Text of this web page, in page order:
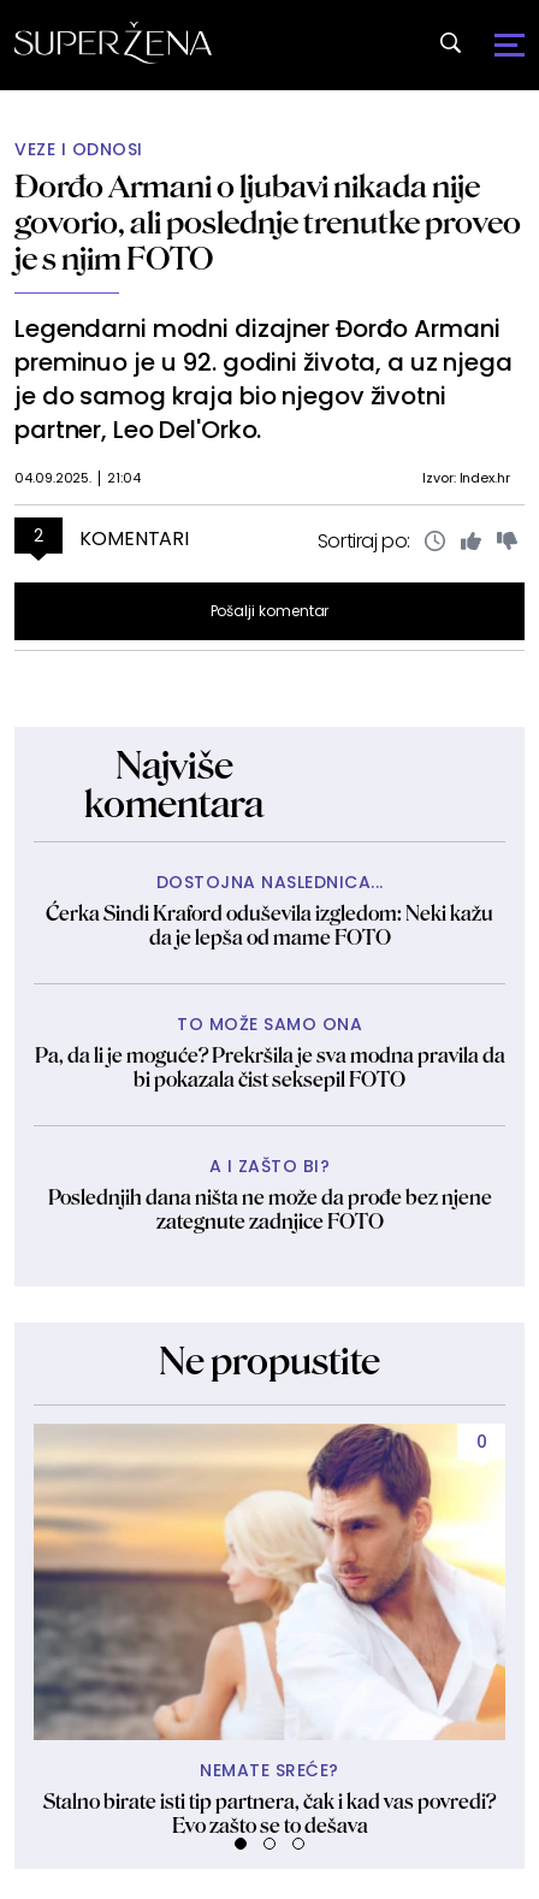
VEZE I ODNOSI
Đorđo Armani o ljubavi nikada nije
govorio, ali poslednje trenutke proveo
je s njim FOTO
Legendarni modni dizajner Đorđo Armani
preminuo je u 92. godini života, a uz njega
je do samog kraja bio njegov životni
partner, Leo Del'Orko.
04.09.2025. 21:04 Izvor: Index.hr
2 KOMENTARI Sortiraj po:
Pošalji komentar
Najviše
komentara
DOSTOJNA NASLEDNICA...
Ćerka Sindi Kraford oduševila izgledom: Neki kažu
da je lepša od mame FOTO
TO MOŽE SAMO ONA
Pa, da li je moguće? Prekršila je sva modna pravila da
bi pokazala čist seksepil FOTO
A I ZAŠTO BI?
Poslednjih dana ništa ne može da prođe bez njene
zategnute zadnjice FOTO
Ne propustite
0
NEMATE SREĆE?
Stalno birate isti tip partnera, čak i kad vas povredi?
Evo zašto se to dešava